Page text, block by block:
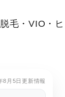
毛・VIO・ヒ
8月5日更新情報